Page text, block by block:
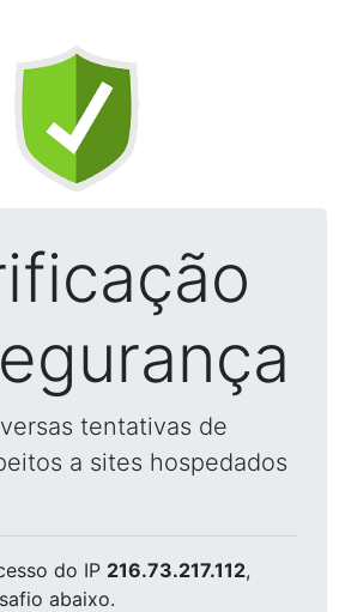
tentativas de
a sites hospedados
do IP 216.73.217.112,
abaixo.